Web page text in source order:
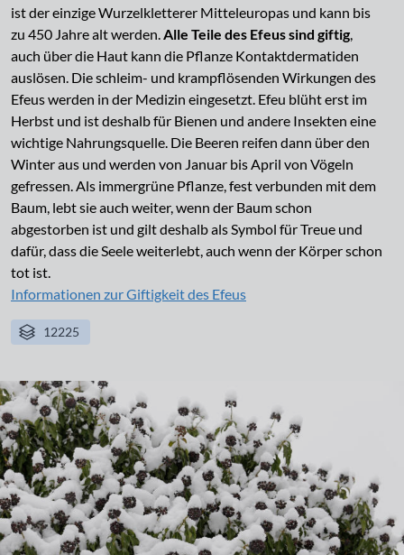
ist der einzige Wurzelkletterer Mitteleuropas und kann bis
zu 450 Jahre alt werden. Alle Teile des Efeus sind giftig
auch über die Haut kann die Pflanze Kontaktdermatiden
auslösen. Die schleim- und krampflösenden Wirkungen des
Efeus werden in der Medizin eingesetzt. Efeu blüht erst im
Herbst und ist deshalb für Bienen und andere Insekten eine
wichtige Nahrungsquelle. Die Beeren reifen dann über den
Winter aus und werden von Januar bis April von Vögeln
gefressen. Als immergrüne Pflanze, fest verbunden mit dem
Baum, lebt sie auch weiter, wenn der Baum schon
abgestorben ist und gilt deshalb als Symbol für Treue und
dafür, dass die Seele weiterlebt, auch wenn der Körper schon
tot ist.
Informationen zur Giftigkeit des Efeus
12225